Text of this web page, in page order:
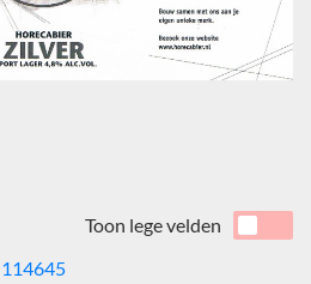
Toon lege velden
114645